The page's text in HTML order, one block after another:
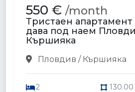
550 € /month
Тристаен апартамент
дава под наем
Кършияка
Пловдив / Кършияка
2